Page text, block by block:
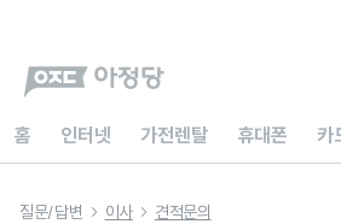
홈 인터넷 가전렌탈 휴대폰 카
질문/답변  이사  견적문의